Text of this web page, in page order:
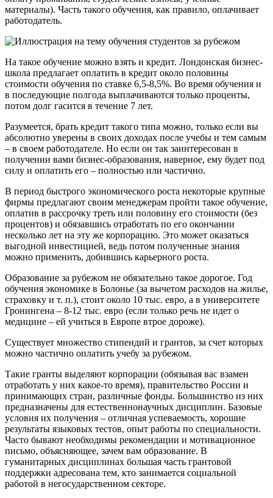
материалы). Часть такого обучения, как правило, оплачивает
работодатель.
На такое обучение можно взять и кредит. Лондонская бизнес-
школа предлагает оплатить в кредит около половины
стоимости обучения по ставке 6,5-8,5%. Во время обучения и
в последующие полгода выплачиваются только проценты,
потом долг гасится в течение 7 лет.
Разумеется, брать кредит такого типа можно, только если вы
абсолютно уверены в своих доходах после учебы и тем самым
– в своем работодателе. Но если он так заинтересован в
получении вами бизнес-образования, наверное, ему будет под
силу и оплатить его – полностью или частично.
В период быстрого экономического роста некоторые крупные
фирмы предлагают своим менеджерам пройти такое обучение,
оплатив в рассрочку треть или половину его стоимости (без
процентов) и обязавшись отработать по его окончании
несколько лет на эту же корпорацию. Это может оказаться
выгодной инвестицией, ведь потом полученные знания
можно применить, добившись карьерного роста.
Образование за рубежом не обязательно такое дорогое. Год
обучения экономике в Болонье (за вычетом расходов на жилье,
страховку и т. п.), стоит около 10 тыс. евро, а в университете
Гронингена – 8-12 тыс. евро (если только речь не идет о
медицине – ей учиться в Европе втрое дороже).
Существует множество стипендий и грантов, за счет которых
можно частично оплатить учебу за рубежом.
Такие гранты выделяют корпорации (обязывая вас взамен
отработать у них какое-то время), правительство России и
принимающих стран, различные фонды. Большинство из них
предназначены для естественнонаучных дисциплин. Базовые
условия их получения – отличная успеваемость, хорошие
результаты языковых тестов, опыт работы по специальности.
Часто бывают необходимы рекомендации и мотивационное
письмо, объясняющее, зачем вам образование. В
гуманитарных дисциплинах большая часть грантовой
поддержки адресована тем, кто занимается социальной
работой в негосударственном секторе.